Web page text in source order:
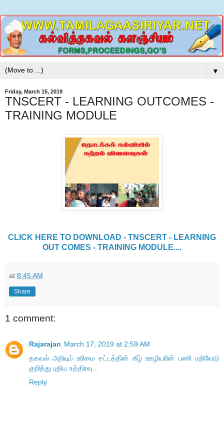
▼
Friday, March 15, 2019
TNSCERT - LEARNING OUTCOMES -
TRAINING MODULE
CLICK HERE TO DOWNLOAD - TNSCERT - LEARNING
OUT COMES - TRAINING MODULE....
at 8:45 AM
Share
1 comment:
Rajarajan March 17, 2019 at 2:59 AM
தகவல் அறியும் உரிமை சட்டத்தின் கீழ் ஊழியரின் பணி பதிவேடு
குறித்து புதிய உத்திரவு...
Reply